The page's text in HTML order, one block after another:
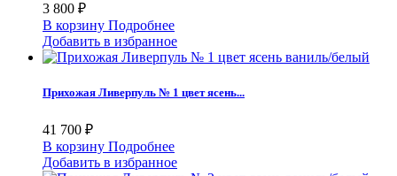
3 800 ₽
В корзину Подробнее
Добавить в избранное
Прихожая Ливерпуль № 1 цвет ясень...
41 700 ₽
В корзину Подробнее
Добавить в избранное